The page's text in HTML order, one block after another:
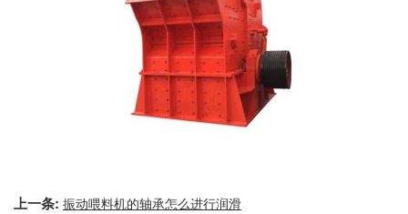
上一条: 振动喂料机的轴承怎么进行润滑